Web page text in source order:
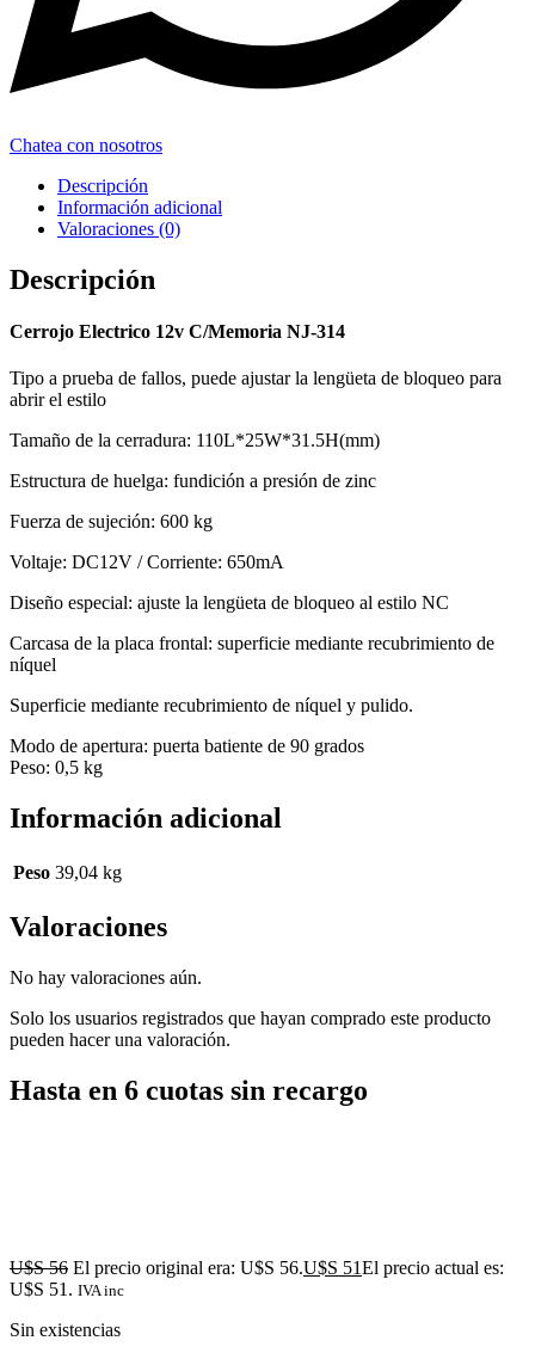
Chatea con nosotros
Descripción
Información adicional
Valoraciones (0)
Descripción
Cerrojo Electrico 12v C/Memoria NJ-314
Tipo a prueba de fallos, puede ajustar la lengüeta de bloqueo para
abrir el estilo
Tamaño de la cerradura: 110L*25W*31.5H(mm)
Estructura de huelga: fundición a presión de zinc
Fuerza de sujeción: 600 kg
Voltaje: DC12V / Corriente: 650mA
Diseño especial: ajuste la lengüeta de bloqueo al estilo NC
Carcasa de la placa frontal: superficie mediante recubrimiento de
níquel
Superficie mediante recubrimiento de níquel y pulido.
Modo de apertura: puerta batiente de 90 grados
Peso: 0,5 kg
Información adicional
Peso 39,04 kg
Valoraciones
No hay valoraciones aún.
Solo los usuarios registrados que hayan comprado este producto
pueden hacer una valoración.
Hasta en 6 cuotas sin recargo
U$S56 El precio original era: U$S 56.U$S 51El precio actual es:
U$S 51. IVA inc
Sin existencias